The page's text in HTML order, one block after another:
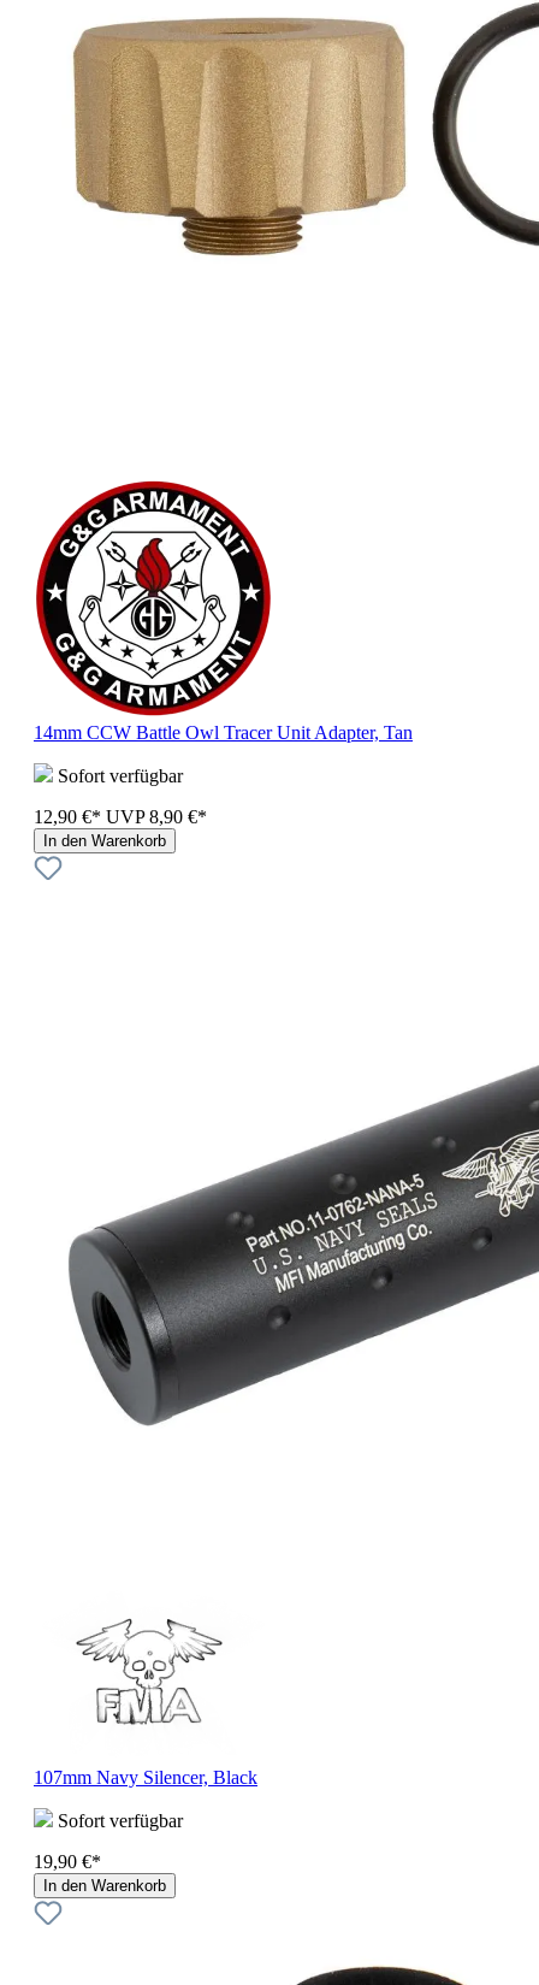
14mm CCW Battle Owl Tracer Unit Adapter, Tan
Sofort verfügbar
12,90 €* UVP 8,90 €*
In den Warenkorb
107mm Navy Silencer, Black
Sofort verfügbar
19,90 €*
In den Warenkorb